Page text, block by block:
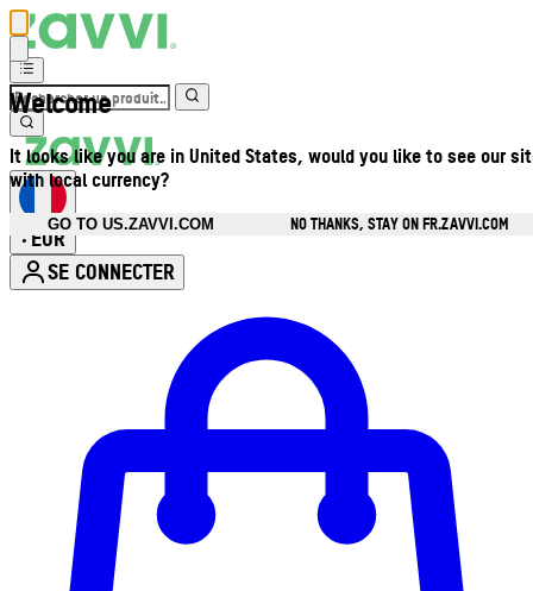
Welcome
It looks like you are in United States, would you like to see our
with local currency?
GO TO US.ZAVVI.COM
NO THANKS, STAY ON FR.ZAVVI.COM
• EUR
SE CONNECTER